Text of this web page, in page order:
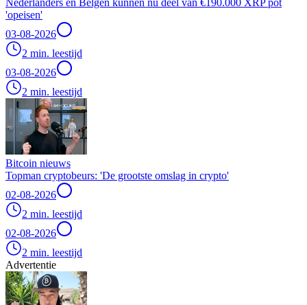
'opeisen'
03-08-2026
2 min. leestijd
03-08-2026
2 min. leestijd
Bitcoin nieuws
Topman cryptobeurs: 'De grootste omslag in crypto'
02-08-2026
2 min. leestijd
02-08-2026
2 min. leestijd
Advertentie